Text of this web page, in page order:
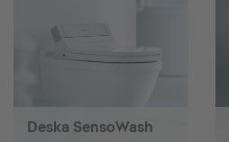
Deska SensoWash